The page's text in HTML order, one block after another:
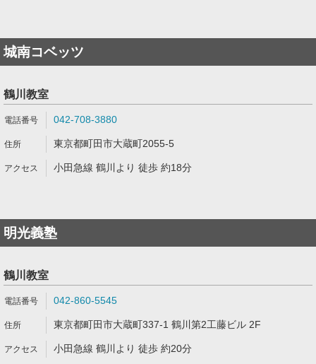
城南コベッツ
鶴川教室
042-708-3880
東京都町田市大蔵町2055-5
小田急線 鶴川より 徒歩 約18分
明光義塾
鶴川教室
042-860-5545
東京都町田市大蔵町337-1 鶴川第2工藤ビル 2F
小田急線 鶴川より 徒歩 約20分